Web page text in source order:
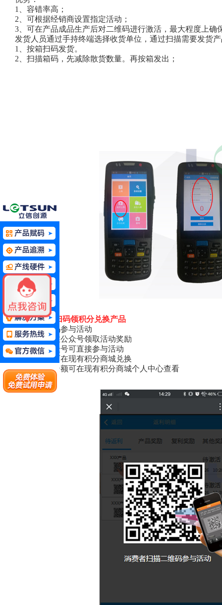
1、容错率高；
2、可根据经销商设置指定活动；
3、可在产品成品生产后对二维码进行激活，最大程度上确
发货人员通过手持终端选择收货单位，通过扫描需要发货
1、按箱扫码发货。
2、扫描箱码，先减除散货数量。再按箱发出；
二维码营销扫码领积分兑换产品
1.消费者扫码参与活动
2.新用户关注公众号领取活动奖励
3.已关注公众号可直接参与活动
4.获取积分可在现有积分商城兑换
5.用户积分余额可在现有积分商城个人中心查看